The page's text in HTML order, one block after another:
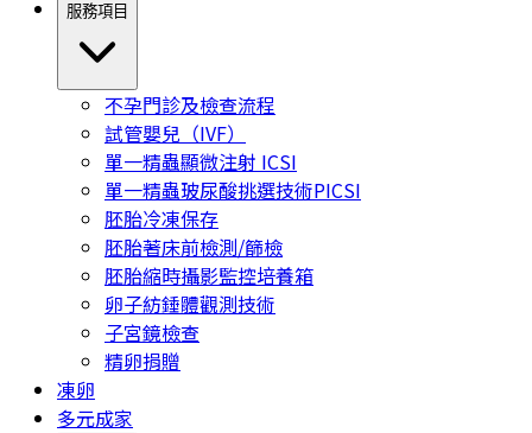
服務項目
不孕門診及檢查流程
試管嬰兒（IVF）
單一精蟲顯微注射 ICSI
單一精蟲玻尿酸挑選技術PICSI
胚胎冷凍保存
胚胎著床前檢測/篩檢
胚胎縮時攝影監控培養箱
卵子紡錘體觀測技術
子宮鏡檢查
精卵捐贈
凍卵
多元成家